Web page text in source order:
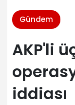
Gündem
AKP'li
iddiası